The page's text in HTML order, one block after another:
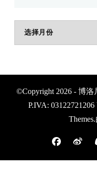
档
©Copyright 2026 - 博
P.IVA: 03122721206
Themes